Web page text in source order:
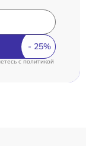
c политикой